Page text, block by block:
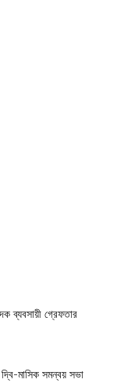
ব্যবসায়ী গ্রেফতার
মাসিক সমন্বয় সভা